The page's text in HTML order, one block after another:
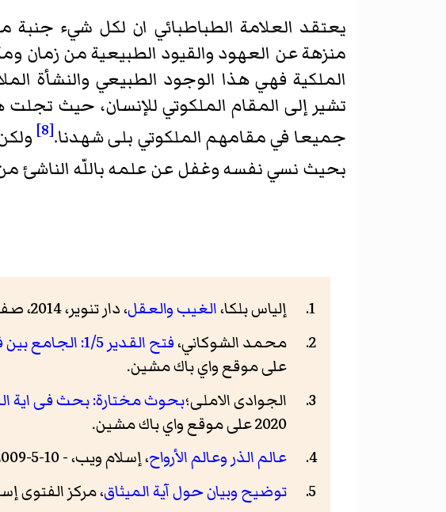
يعتقد العلامة الطباطبائي ان لكل شيء جنبة
منزهة عن العهود والقيود الطبيعية من زمان
الملكية فهي هذا الوجود الطبيعي والنشأة
تشير إلی المقام الملكوتي للإنسان، حيث تجلت
جميعا في مقامهم الملكوتي بلی شهدنا.[8]
بحيث نسي نفسه وغفل عن علمه باللّه الناشئ
إلياس بلكا،الغيب والعقل، دار تنوير، 2014، صفحة:216.
محمد الشوكاني،فتح القدير 1/5: الجامع بين فني الرواية و الدراية من علم التفسير
على موقع واي باك مشين.
الجوادی الاملی؛بحوث مختارة: بحث فی ایة
2020 على موقع واي باك مشين.
عالم الذر وعالم الأرواح، إسلام ويب، - 10-5-2009.
توضيح وبيان حول آية الميثاق، مركز الفتوی إسلام